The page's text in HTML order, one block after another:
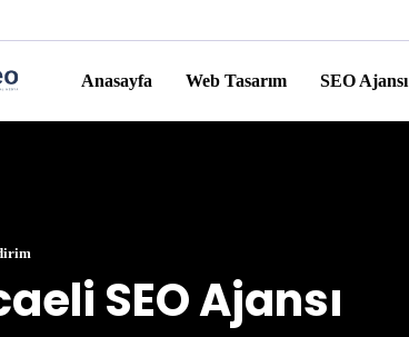
Anasayfa Web Tasarım SEO Ajansı
SEO Ajansı